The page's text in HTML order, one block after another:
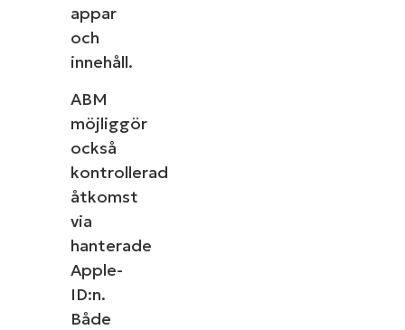
appar
och
innehåll.
ABM
möjliggör
också
kontrollerad
åtkomst
via
hanterade
Apple-
ID:n.
Både
number*
Country
Bläddra bland våra on-demand-demonstrationer
uppgifter som hantering av enheter, patchning,